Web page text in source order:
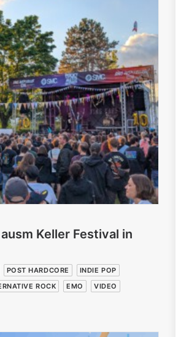
Keller Festival in
POST HARDCORE
INDIE POP
ROCK EMO
VIDEO